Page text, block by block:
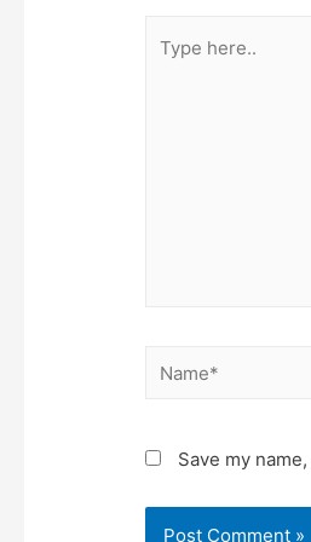
here..
Name*
Save my